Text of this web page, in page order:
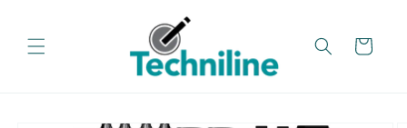
المحتوى
عربة